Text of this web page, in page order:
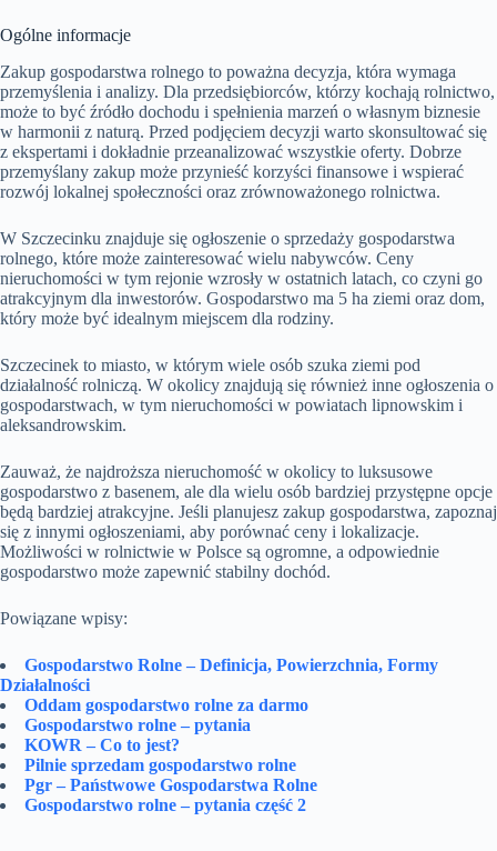
Ogólne informacje
Zakup gospodarstwa rolnego to poważna decyzja, która wymaga
przemyślenia i analizy. Dla przedsiębiorców, którzy kochają rolnictwo,
może to być źródło dochodu i spełnienia marzeń o własnym biznesie
w harmonii z naturą. Przed podjęciem decyzji warto skonsultować się
z ekspertami i dokładnie przeanalizować wszystkie oferty. Dobrze
przemyślany zakup może przynieść korzyści finansowe i wspierać
rozwój lokalnej społeczności oraz zrównoważonego rolnictwa.
W Szczecinku znajduje się ogłoszenie o sprzedaży gospodarstwa
rolnego, które może zainteresować wielu nabywców. Ceny
nieruchomości w tym rejonie wzrosły w ostatnich latach, co czyni go
atrakcyjnym dla inwestorów. Gospodarstwo ma 5 ha ziemi oraz dom,
który może być idealnym miejscem dla rodziny.
Szczecinek to miasto, w którym wiele osób szuka ziemi pod
działalność rolniczą. W okolicy znajdują się również inne ogłoszenia o
gospodarstwach, w tym nieruchomości w powiatach lipnowskim i
aleksandrowskim.
Zauważ, że najdroższa nieruchomość w okolicy to luksusowe
gospodarstwo z basenem, ale dla wielu osób bardziej przystępne opcje
będą bardziej atrakcyjne. Jeśli planujesz zakup gospodarstwa, zapoznaj
się z innymi ogłoszeniami, aby porównać ceny i lokalizacje.
Możliwości w rolnictwie w Polsce są ogromne, a odpowiednie
gospodarstwo może zapewnić stabilny dochód.
Powiązane wpisy:
Gospodarstwo Rolne – Definicja, Powierzchnia, Formy
Działalności
Oddam gospodarstwo rolne za darmo
Gospodarstwo rolne – pytania
KOWR – Co to jest?
Pilnie sprzedam gospodarstwo rolne
Pgr – Państwowe Gospodarstwa Rolne
Gospodarstwo rolne – pytania część 2